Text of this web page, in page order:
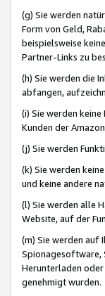
(g) Sie werden
Form von Geld,
beispielsweise
Partner-Links zu
(h) Sie werden die
abfangen,
(i) Sie werden
Kunden der
(j) Sie werden
(k) Sie werden
und keine andere
(l) Sie werden alle
Website, auf der
(m) Sie werden auf
Spionagesoftware,
Herunterladen
genehmigt wurden.